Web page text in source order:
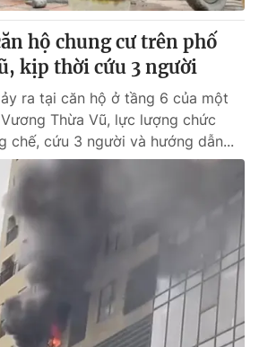
hộ chung cư trên phố
kịp thời cứu 3 người
ra tại căn hộ ở tầng 6 của một
Thừa Vũ, lực lượng chức
chế, cứu 3 người và hướng dẫn...